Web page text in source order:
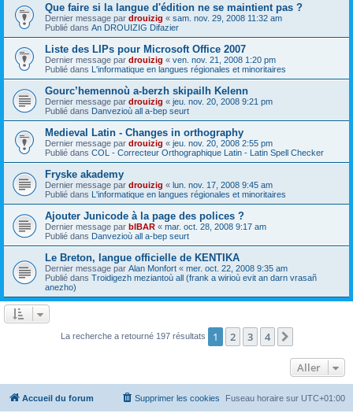
Que faire si la langue d'édition ne se maintient pas ?
Dernier message par drouizig « sam. nov. 29, 2008 11:32 am
Publié dans An DROUIZIG Difazier
Liste des LIPs pour Microsoft Office 2007
Dernier message par drouizig « ven. nov. 21, 2008 1:20 pm
Publié dans L'informatique en langues régionales et minoritaires
Gourc’hemennoù a-berzh skipailh Kelenn
Dernier message par drouizig « jeu. nov. 20, 2008 9:21 pm
Publié dans Danvezioù all a-bep seurt
Medieval Latin - Changes in orthography
Dernier message par drouizig « jeu. nov. 20, 2008 2:55 pm
Publié dans COL - Correcteur Orthographique Latin - Latin Spell Checker
Fryske akademy
Dernier message par drouizig « lun. nov. 17, 2008 9:45 am
Publié dans L'informatique en langues régionales et minoritaires
Ajouter Junicode à la page des polices ?
Dernier message par bIBAR « mar. oct. 28, 2008 9:17 am
Publié dans Danvezioù all a-bep seurt
Le Breton, langue officielle de KENTIKA
Dernier message par Alan Monfort « mer. oct. 22, 2008 9:35 am
Publié dans Troidigezh meziantoù all (frank a wirioù evit an darn vrasañ
anezho)
La recherche a retourné 197 résultats 1 2 3 4
Aller
Accueil du forum Fuseau horaire sur UTC+01:00
Supprimer les cookies